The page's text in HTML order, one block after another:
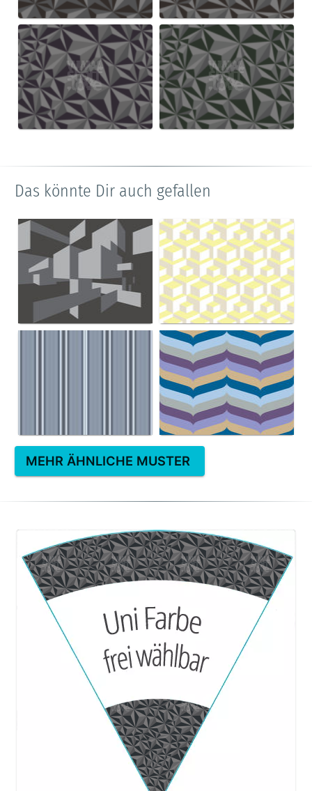
Das könnte Dir auch gefallen
MEHR ÄHNLICHE MUSTER